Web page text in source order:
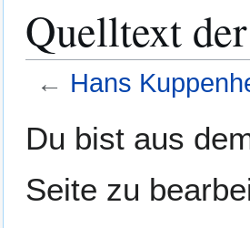
Quelltext
← Hans
Navigation
Suche
Du bist aus
Seite zu